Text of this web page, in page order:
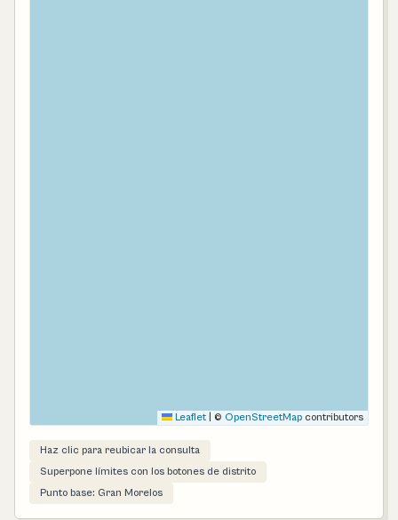
Leaflet © OpenStreetMap contributors
Haz clic para reubicar la consulta
Superpone límites con los botones de distrito
Punto base: Gran Morelos